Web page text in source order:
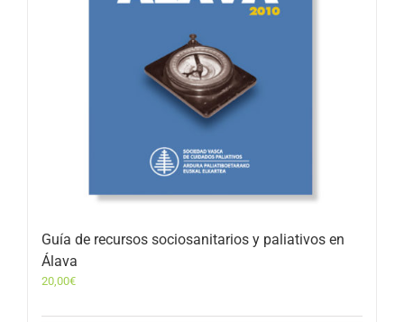
Guía de recursos sociosanitarios y paliativos en
Álava
20,00€